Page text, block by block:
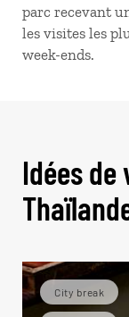
parc recevant
les visites les
week-ends.
Idées de
City break